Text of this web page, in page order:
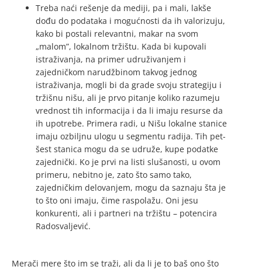
Treba naći rešenje da mediji, pa i mali, lakše
dođu do podataka i mogućnosti da ih valorizuju,
kako bi postali relevantni, makar na svom
„malom”, lokalnom tržištu. Kada bi kupovali
istraživanja, na primer udruživanjem i
zajedničkom narudžbinom takvog jednog
istraživanja, mogli bi da grade svoju strategiju i
tržišnu nišu, ali je prvo pitanje koliko razumeju
vrednost tih informacija i da li imaju resurse da
ih upotrebe. Primera radi, u Nišu lokalne stanice
imaju ozbiljnu ulogu u segmentu radija. Tih pet-
šest stanica mogu da se udruže, kupe podatke
zajednički. Ko je prvi na listi slušanosti, u ovom
primeru, nebitno je, zato što samo tako,
zajedničkim delovanjem, mogu da saznaju šta je
to što oni imaju, čime raspolažu. Oni jesu
konkurenti, ali i partneri na tržištu – potencira
Radosvaljević.
Merači mere što im se traži, ali da li je to baš ono što